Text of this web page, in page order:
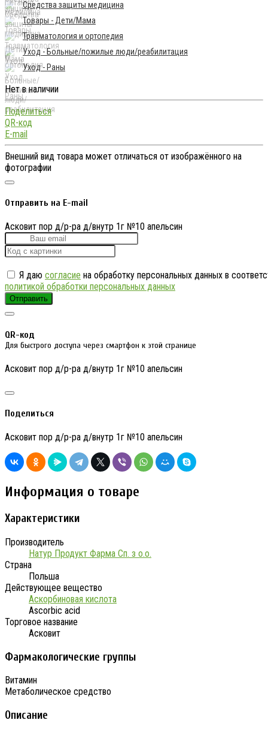
Средства защиты медицина
Товары - Дети/Мама
Травматология и ортопедия
Уход - Больные/пожилые люди/реабилитация
Уход - Раны
Нет в наличии
Поделиться
QR-код
E-mail
Внешний вид товара может отличаться от изображённого на
фотографии
Отправить на E-mail
Асковит пор д/р-ра д/внутр 1г №10 апельсин
Я даю согласие на обработку персональных данных в
политикой обработки персональных данных
Отправить
QR-код
Для быстрого доступа через смартфон к этой странице
Асковит пор д/р-ра д/внутр 1г №10 апельсин
Поделиться
Асковит пор д/р-ра д/внутр 1г №10 апельсин
Информация о товаре
Характеристики
Производитель
Натур Продукт Фарма Сп. з о.о.
Страна
Польша
Действующее вещество
Аскорбиновая кислота
Ascorbic acid
Торговое название
Асковит
Фармакологические группы
Витамин
Метаболическое средство
Описание